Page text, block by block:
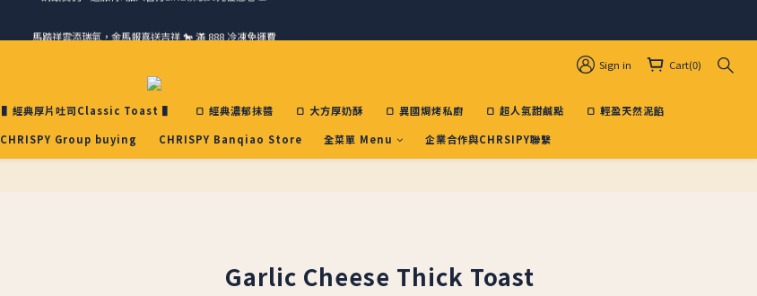
Sign in Cart(0)
▌經典厚片吐司Classic Toast ▌ 🍞 經典濃郁抹醬 🍞 大方厚奶酥 🍞 異國焗烤私廚 🍞 超人氣甜鹹點
🍞 輕盈天然泥餡
CHRISPY Group buying CHRISPY Banqiao Store 全菜單 Menu 企業合作與CHRSIPY聯繫
Garlic Cheese Thick Toast